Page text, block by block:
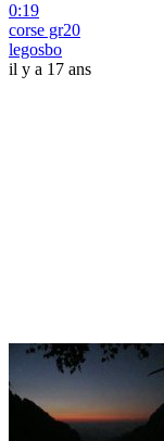
0:19
corse gr20
legosbo
il y a 17 ans